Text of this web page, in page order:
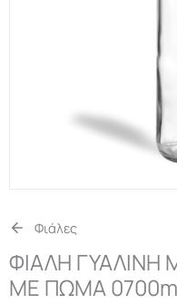
Φιάλες
ΦΙΑΛΗ ΓΥΑΛΙΝΗ
ΜΕ ΠΩΜΑ